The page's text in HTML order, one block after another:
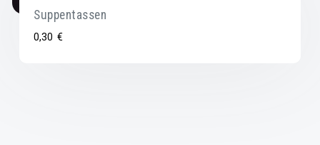
Suppentassen
0,30€